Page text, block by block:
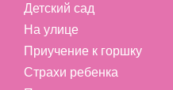
Детский сад
На улице
Приучение к горшку
Страхи ребенка